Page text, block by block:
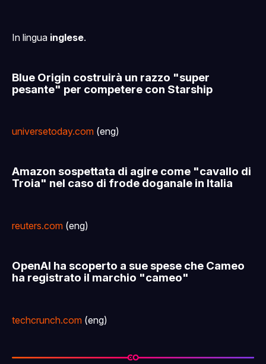
In lingua inglese.
Blue Origin costruirà un razzo "super
pesante" per competere con Starship
universetoday.com (eng)
Amazon sospettata di agire come "cavallo di
Troia" nel caso di frode doganale in Italia
reuters.com (eng)
OpenAI ha scoperto a sue spese che Cameo
ha registrato il marchio "cameo"
techcrunch.com (eng)